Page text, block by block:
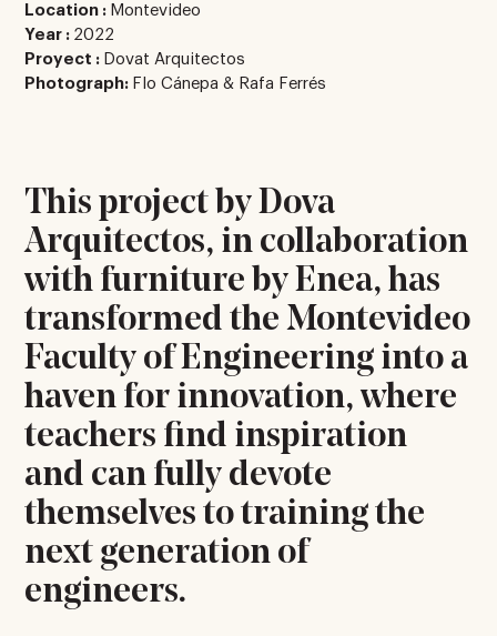
Location : Montevideo
Year : 2022
Proyect : Dovat Arquitectos
Photograph: Flo Cánepa & Rafa Ferrés
This project by Dova
Arquitectos, in collaboration
with furniture by Enea, has
transformed the Montevideo
Faculty of Engineering into a
haven for innovation, where
teachers find inspiration
and can fully devote
themselves to training the
next generation of
engineers.